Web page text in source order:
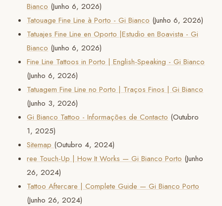
Bianco (Junho 6, 2026)
Tatouage Fine Line à Porto - Gi Bianco (Junho 6, 2026)
Tatuajes Fine Line en Oporto |Estudio en Boavista - Gi
Bianco (Junho 6, 2026)
Fine Line Tattoos in Porto | English-Speaking - Gi Bianco
(Junho 6, 2026)
Tatuagem Fine Line no Porto | Traços Finos | Gi Bianco
(Junho 3, 2026)
Gi Bianco Tattoo - Informações de Contacto (Outubro
1, 2025)
Sitemap (Outubro 4, 2024)
ree Touch-Up | How It Works — Gi Bianco Porto (Junho
26, 2024)
Tattoo Aftercare | Complete Guide — Gi Bianco Porto
(Junho 26, 2024)